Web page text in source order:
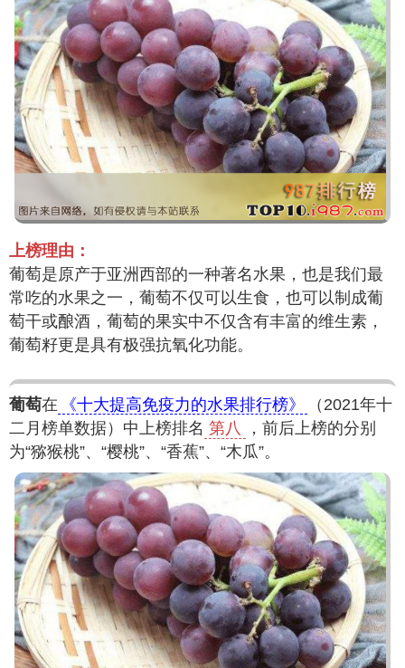
上榜理由：
葡萄是原产于亚洲西部的一种著名水果，也是我们最
常吃的水果之一，葡萄不仅可以生食，也可以制成葡
萄干或酿酒，葡萄的果实中不仅含有丰富的维生素，
葡萄籽更是具有极强抗氧化功能。
葡萄在 《十大提高免疫力的水果排行榜》
（2021年十
二月榜单数据）中上榜排名 第八
，前后上榜的分别
为“猕猴桃”、“樱桃”、“香蕉”、“木瓜”。